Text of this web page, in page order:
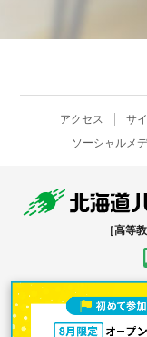
アクセス サ
ソーシャルメ
［高等
〒061-
入学事務局はこち